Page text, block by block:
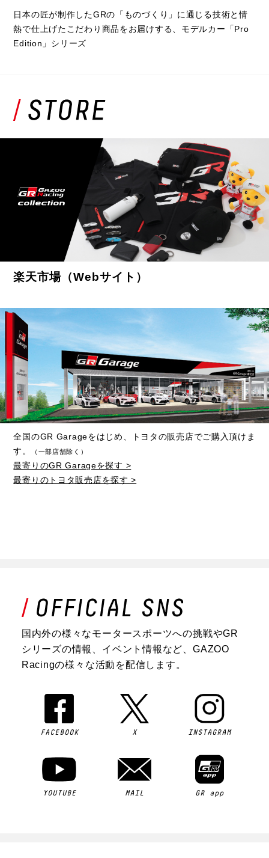
日本の匠が制作したGRの「ものづくり」に通じる技術と情
熱で仕上げたこだわり商品をお届けする、モデルカー「Pro
Edition」シリーズ
楽天市場（Webサイト）
全国のGR Garageをはじめ、トヨタの販売店でご購入頂けま
す。
（一部店舗除く）
最寄りのGR Garageを探す >
最寄りのトヨタ販売店を探す >
国内外の様々なモータースポーツへの挑戦やGR
シリーズの情報、イベント情報など、GAZOO
Racingの様々な活動を配信します。
FACEBOOK X INSTAGRAM
YOUTUBE MAIL GR app